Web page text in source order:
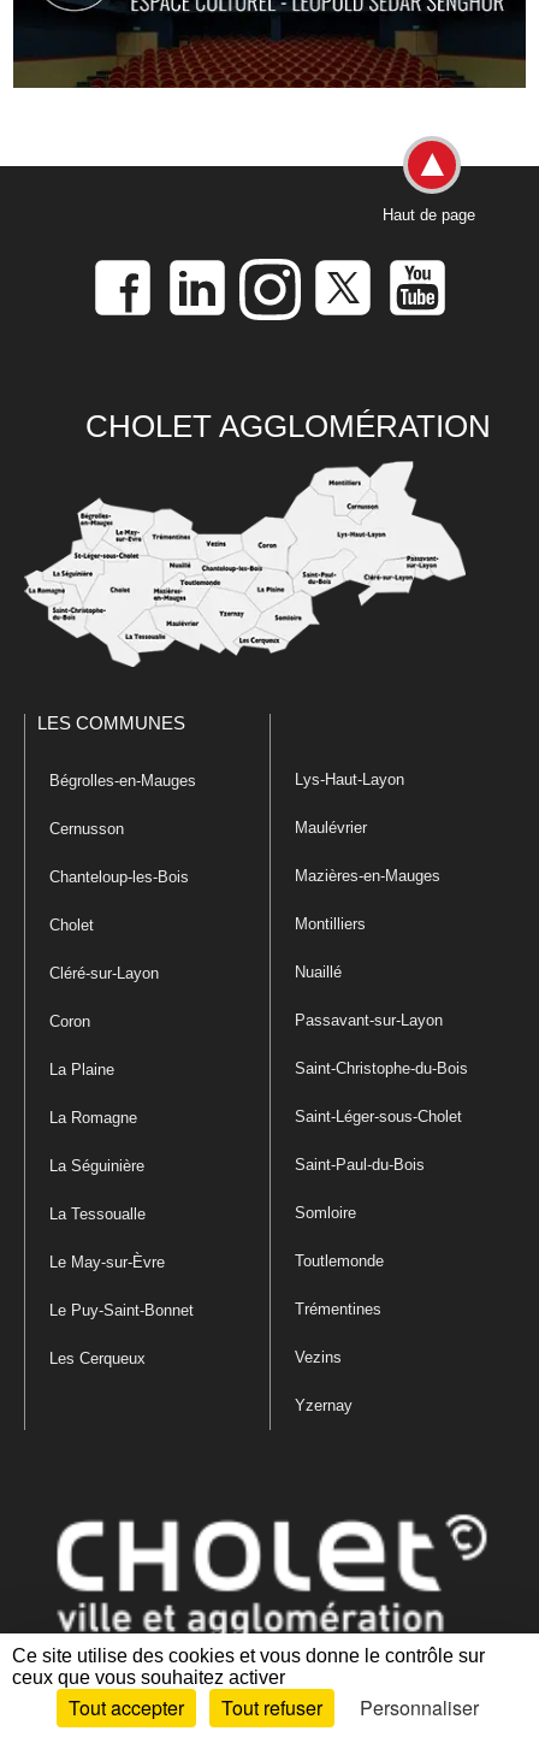
Ce site utilise des cookies et vous donne le contrôle sur
ceux que vous souhaitez activer
Tout accepter Tout refuser
Personnaliser
Haut de page
CHOLET AGGLOMÉRATION
LES COMMUNES
Bégrolles-en-Mauges
Cernusson
Chanteloup-les-Bois
Cholet
Cléré-sur-Layon
Coron
La Plaine
La Romagne
La Séguinière
La Tessoualle
Le May-sur-Èvre
Le Puy-Saint-Bonnet
Les Cerqueux
Lys-Haut-Layon
Maulévrier
Mazières-en-Mauges
Montilliers
Nuaillé
Passavant-sur-Layon
Saint-Christophe-du-Bois
Saint-Léger-sous-Cholet
Saint-Paul-du-Bois
Somloire
Toutlemonde
Trémentines
Vezins
Yzernay
Mentions légales|Politique de confidentialité
des cookies |Plan du site Accessibilité : partiellement conforme